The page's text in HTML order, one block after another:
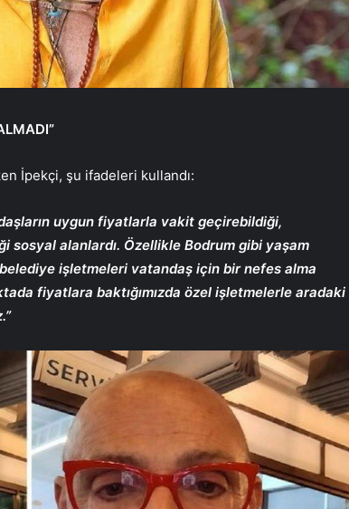
İpekçi, şu ifadeleri kullandı:
uygun fiyatlarla vakit geçirebildiği,
sosyal alanlardı. Özellikle Bodrum gibi yaşam
işletmeleri vatandaş için bir nefes alma
fiyatlara baktığımızda özel işletmelerle aradaki